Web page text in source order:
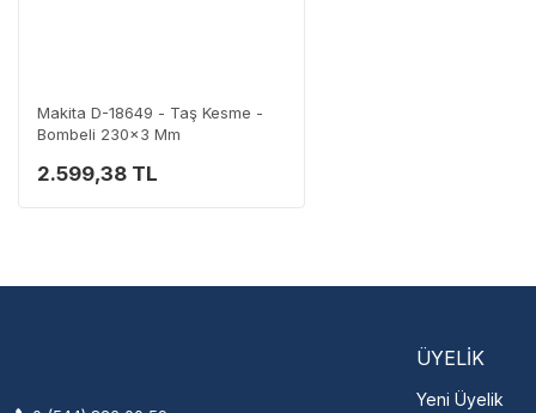
Makita D-18649 - Taş Kesme -
Bombeli 230x3 Mm
2.599,38 TL
ÜYELİK
Yeni Üyelik